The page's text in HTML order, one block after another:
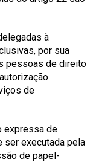
à
por sua
pessoas de direito
de
expressa de
ser executada pela
de papel-